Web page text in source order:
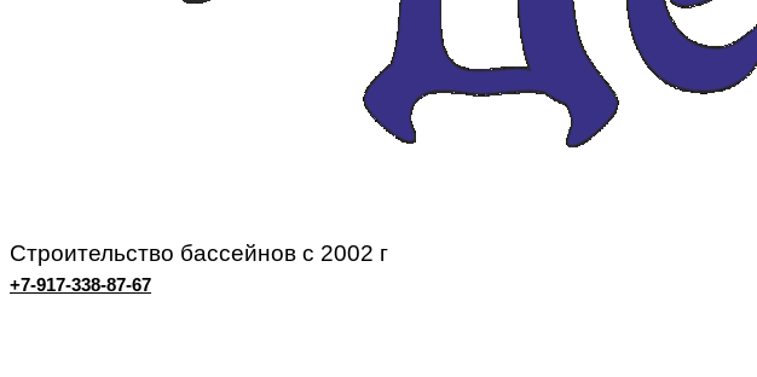
Строительство бассейнов с 2002 г
+7-917-338-87-67